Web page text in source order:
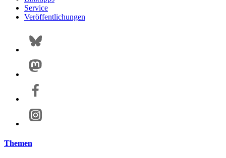
Service
Veröffentlichungen
Themen